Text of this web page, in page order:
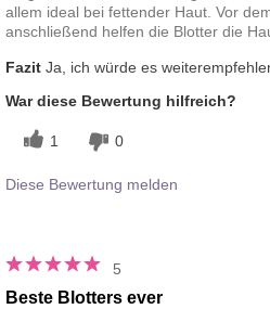
allem ideal bei fettender Haut. Vor
anschließend helfen die Blotter die
Fazit Ja, ich würde es
War diese Bewertung hilfreich?
1 0
Diese Bewertung melden
5
Beste Blotters ever